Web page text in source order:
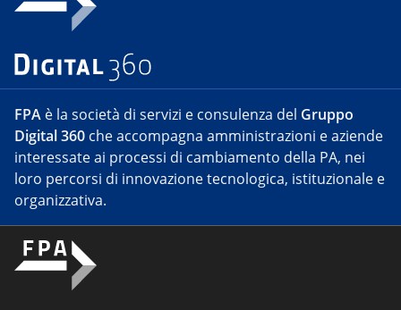
FPA è la società di servizi e consulenza del Gruppo
Digital 360 che accompagna amministrazioni e aziende
interessate ai processi di cambiamento della PA, nei
loro percorsi di innovazione tecnologica, istituzionale e
organizzativa.